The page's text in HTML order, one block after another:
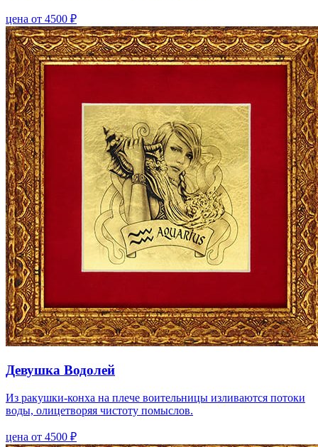
цена от 4500 ₽
Девушка Водолей
Из ракушки-конха на плече воительницы изливаются потоки
воды, олицетворяя чистоту помыслов.
цена от 4500 ₽